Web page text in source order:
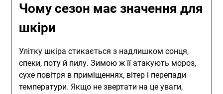
Чому сезон має значення для
шкіри
Улітку шкіра стикається з надлишком сонця,
спеки, поту й пилу. Зимою ж її атакують мороз,
сухе повітря в приміщеннях, вітер і перепади
температури. Якщо не звертати на це уваги,